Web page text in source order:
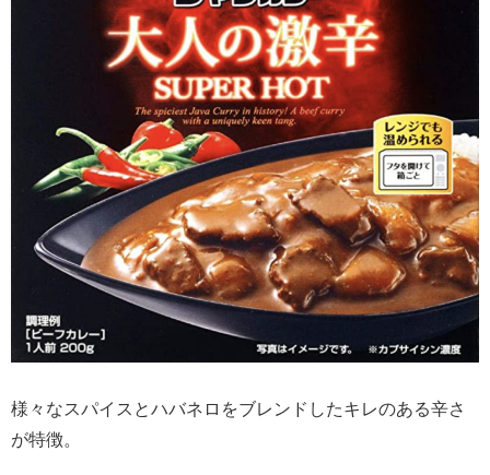
様々なスパイスとハバネロをブレンドしたキレのある辛さ
が特徴。